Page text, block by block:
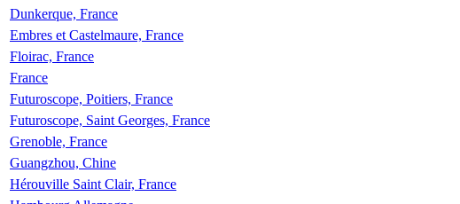
Dunkerque, France
Embres et Castelmaure, France
Floirac, France
France
Futuroscope, Poitiers, France
Futuroscope, Saint Georges, France
Grenoble, France
Guangzhou, Chine
Hérouville Saint Clair, France